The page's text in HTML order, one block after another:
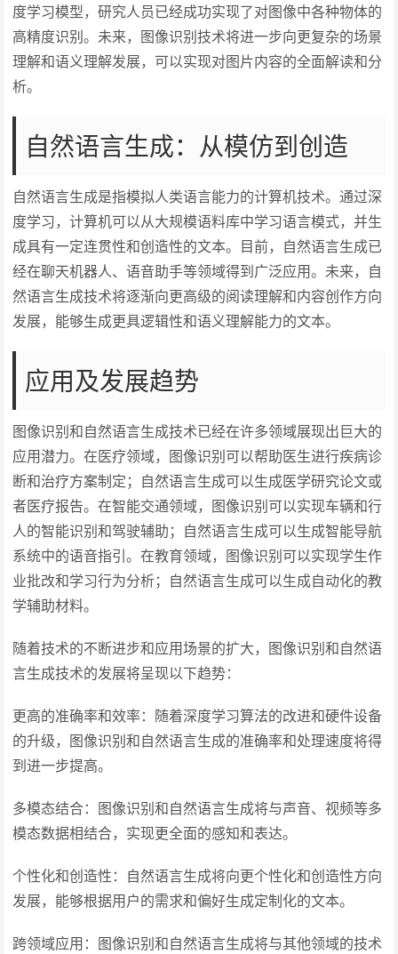
度学习模型，研究人员已经成功实现了对图像中各种物体的
高精度识别。未来，图像识别技术将进一步向更复杂的场景
理解和语义理解发展，可以实现对图片内容的全面解读和分
析。
自然语言生成：从模仿到创造
自然语言生成是指模拟人类语言能力的计算机技术。通过深
度学习，计算机可以从大规模语料库中学习语言模式，并生
成具有一定连贯性和创造性的文本。目前，自然语言生成已
经在聊天机器人、语音助手等领域得到广泛应用。未来，自
然语言生成技术将逐渐向更高级的阅读理解和内容创作方向
发展，能够生成更具逻辑性和语义理解能力的文本。
应用及发展趋势
图像识别和自然语言生成技术已经在许多领域展现出巨大的
应用潜力。在医疗领域，图像识别可以帮助医生进行疾病诊
断和治疗方案制定；自然语言生成可以生成医学研究论文或
者医疗报告。在智能交通领域，图像识别可以实现车辆和行
人的智能识别和驾驶辅助；自然语言生成可以生成智能导航
系统中的语音指引。在教育领域，图像识别可以实现学生作
业批改和学习行为分析；自然语言生成可以生成自动化的教
学辅助材料。
随着技术的不断进步和应用场景的扩大，图像识别和自然语
言生成技术的发展将呈现以下趋势：
更高的准确率和效率：随着深度学习算法的改进和硬件设备
的升级，图像识别和自然语言生成的准确率和处理速度将得
到进一步提高。
多模态结合：图像识别和自然语言生成将与声音、视频等多
模态数据相结合，实现更全面的感知和表达。
个性化和创造性：自然语言生成将向更个性化和创造性方向
发展，能够根据用户的需求和偏好生成定制化的文本。
跨领域应用：图像识别和自然语言生成将与其他领域的技术